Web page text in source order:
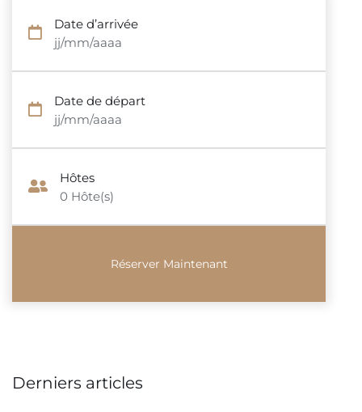
Date d’arrivée
jj/mm/aaaa
Date de départ
jj/mm/aaaa
Hôtes
0 Hôte(s)
Derniers articles